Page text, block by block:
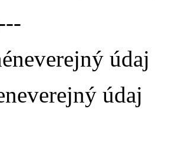
neverejný údaj
neverejný údaj